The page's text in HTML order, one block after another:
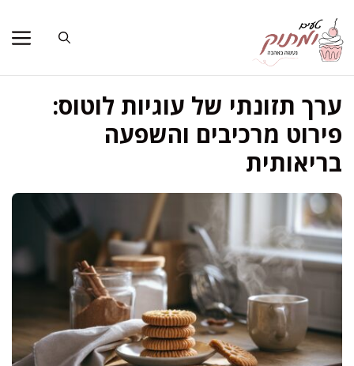
לתוכן
ערך תזונתי של עוגיות לוטוס:
פירוט מרכיבים והשפעה
בריאותית